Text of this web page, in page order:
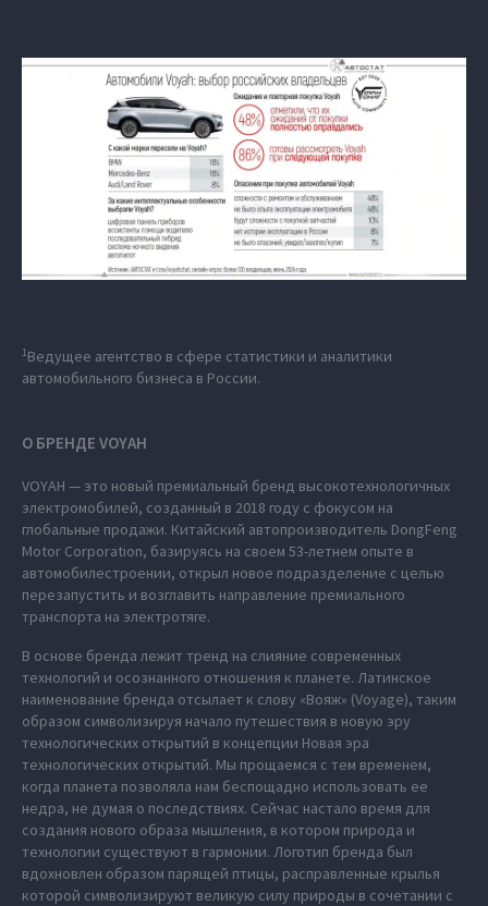
1Ведущее агентство в сфере статистики и аналитики
автомобильного бизнеса в России.
О БРЕНДЕ VOYAH
VOYAH — это новый премиальный бренд высокотехнологичных
электромобилей, созданный в 2018 году с фокусом на
глобальные продажи. Китайский автопроизводитель DongFeng
Motor Corporation, базируясь на своем 53-летнем опыте в
автомобилестроении, открыл новое подразделение с целью
перезапустить и возглавить направление премиального
транспорта на электротяге.
В основе бренда лежит тренд на слияние современных
технологий и осознанного отношения к планете. Латинское
наименование бренда отсылает к слову «Вояж» (Voyage), таким
образом символизируя начало путешествия в новую эру
технологических открытий в концепции Новая эра
технологических открытий. Мы прощаемся с тем временем,
когда планета позволяла нам беспощадно использовать ее
недра, не думая о последствиях. Сейчас настало время для
создания нового образа мышления, в котором природа и
технологии существуют в гармонии. Логотип бренда был
вдохновлен образом парящей птицы, расправленные крылья
которой символизируют великую силу природы в сочетании с